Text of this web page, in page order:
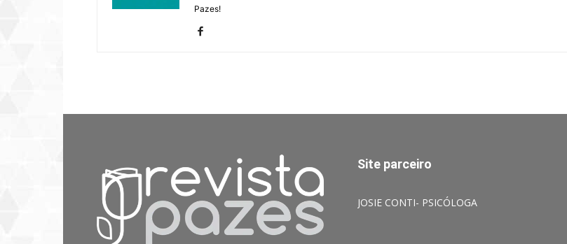
Pazes!
Site parceiro
JOSIE CONTI- PSICÓLOGA